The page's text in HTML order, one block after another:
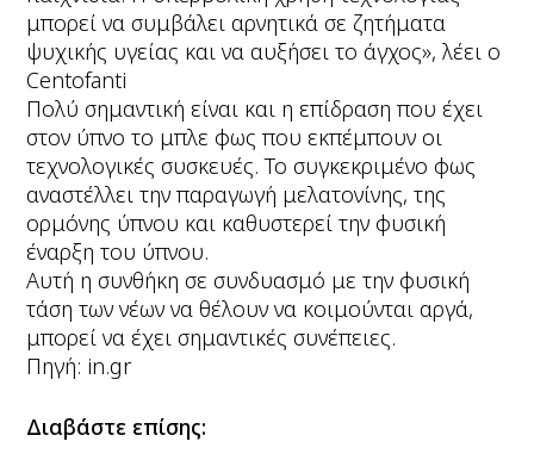
μπορεί να συμβάλει αρνητικά σε ζητήματα
ψυχικής υγείας και να αυξήσει το άγχος», λέει ο
Centofanti
Πολύ σημαντική είναι και η επίδραση που έχει
στον ύπνο το μπλε φως που εκπέμπουν οι
τεχνολογικές συσκευές. Το συγκεκριμένο φως
αναστέλλει την παραγωγή μελατονίνης, της
ορμόνης ύπνου και καθυστερεί την φυσική
έναρξη του ύπνου.
Αυτή η συνθήκη σε συνδυασμό με την φυσική
τάση των νέων να θέλουν να κοιμούνται αργά,
μπορεί να έχει σημαντικές συνέπειες.
Πηγή: in.gr
Διαβάστε επίσης: